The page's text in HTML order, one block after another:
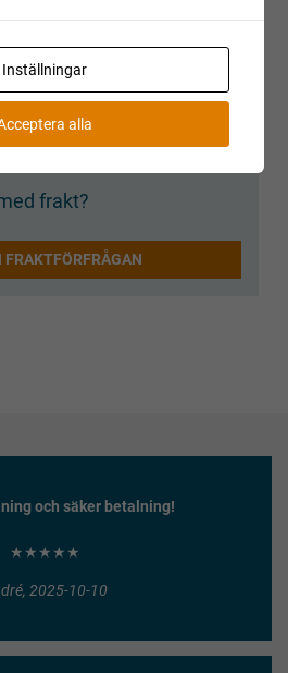
Gör en kalkyl
frakt?
FRAKTFÖRFRÅGAN
och säker betalning!
★★★★★
2025-10-10
Inställningar
alla